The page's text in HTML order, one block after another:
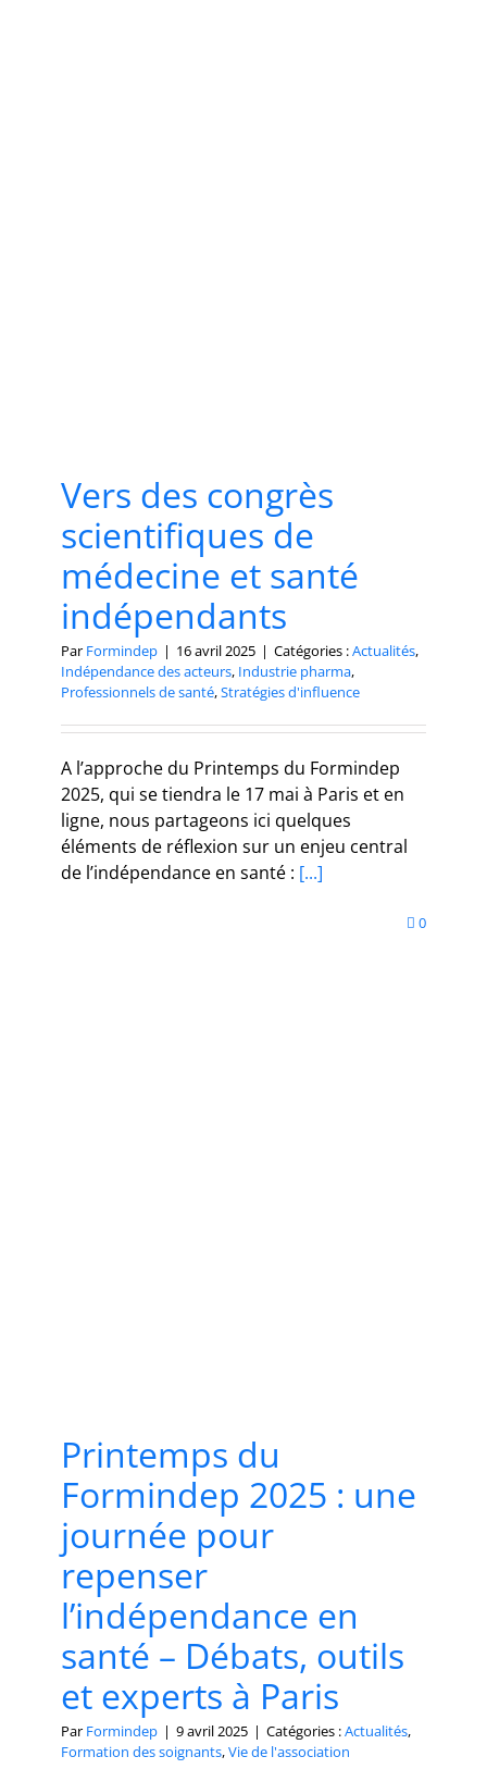
Vers des congrès
scientifiques de
médecine et santé
indépendants
Par Formindep | 16 avril 2025 | Catégories :Actualités,
Indépendance des acteurs, Industrie pharma,
Professionnels de santé,Stratégies d'influence
A l’approche du Printemps du Formindep
2025, qui se tiendra le 17 mai à Paris et en
ligne, nous partageons ici quelques
éléments de réflexion sur un enjeu central
de l’indépendance en santé : [...]
0
Printemps du
Formindep 2025 : une
journée pour
repenser
l’indépendance en
santé – Débats, outils
et experts à Paris
Par Formindep | 9 avril 2025 | Catégories :Actualités,
Formation des soignants,Vie de l'association